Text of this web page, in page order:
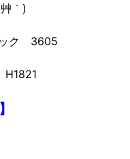
｀)
ック 3605
H1821